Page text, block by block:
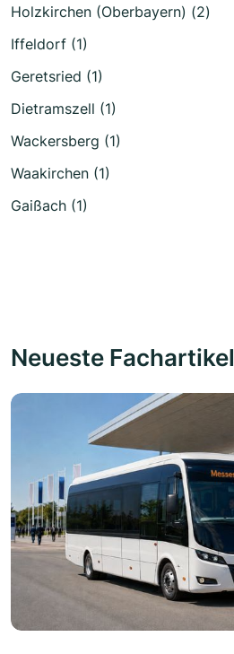
Holzkirchen (Oberbayern) (2)
Iffeldorf (1)
Geretsried (1)
Dietramszell (1)
Wackersberg (1)
Waakirchen (1)
Gaißach (1)
Neueste Fachartikel